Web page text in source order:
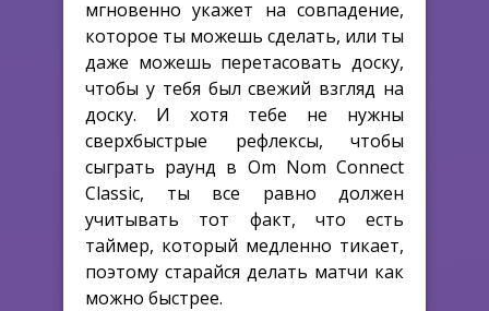
мгновенно укажет на совпадение,
которое ты можешь сделать, или ты
даже можешь перетасовать доску,
чтобы у тебя был свежий взгляд на
доску. И хотя тебе не нужны
сверхбыстрые рефлексы, чтобы
сыграть раунд в Om Nom Connect
Classic, ты все равно должен
учитывать тот факт, что есть
таймер, который медленно тикает,
поэтому старайся делать матчи как
можно быстрее.